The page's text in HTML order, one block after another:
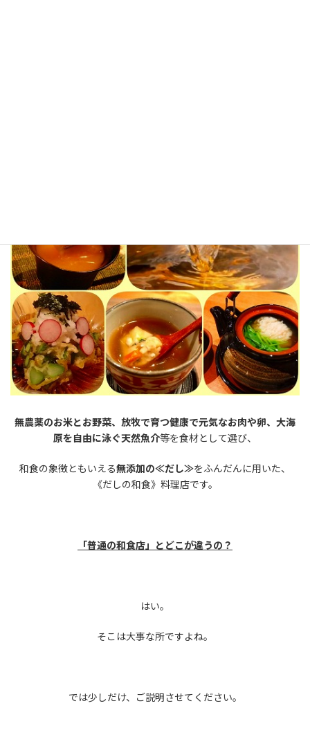
無農薬のお米とお野菜、放牧で育つ健康で元気なお肉や卵、大海
原を自由に泳ぐ天然魚介等を食材として選び、
和食の象徴ともいえる無添加の≪だし≫をふんだんに用いた、
《だしの和食》料理店です。
「普通の和食店」とどこが違うの？
はい。
そこは大事な所ですよね。
では少しだけ、ご説明させてください。